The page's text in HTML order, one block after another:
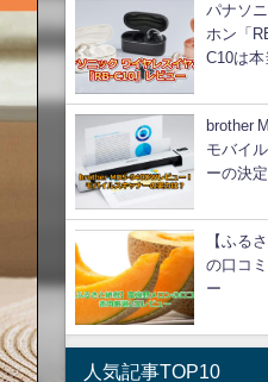
パナソ
ホン「
C10は本
brother
モバイ
ーの決
【ふる
の口コ
ー
人気記事TOP10